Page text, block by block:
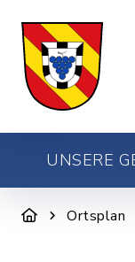
UNSERE
Ortsplan